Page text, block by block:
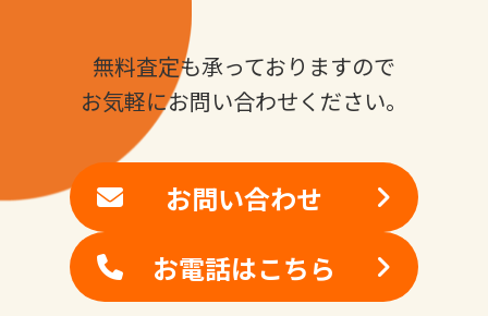
無料査定も承っておりますので
お気軽にお問い合わせください。
お問い合わせ
お電話はこちら